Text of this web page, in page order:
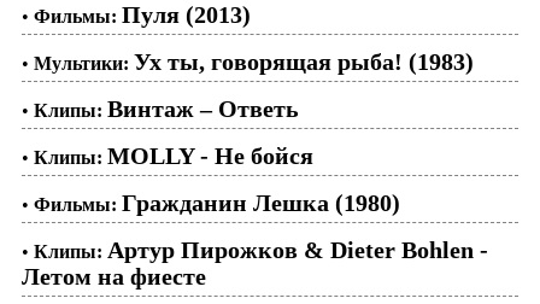
• Фильмы: Пуля (2013)
• Мультики: Ух ты, говорящая рыба! (1983)
• Клипы: Винтаж – Ответь
• Клипы: MOLLY - Не бойся
• Фильмы: Гражданин Лешка (1980)
• Клипы: Артур Пирожков & Dieter Bohlen -
Летом на фиесте